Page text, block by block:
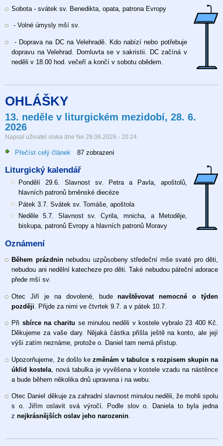
sv.
a
Metoděje,
biskupa
Sobota - svátek sv. Benedikta, opata, patrona Evropy
- Volné úmysly mší sv.
- Doprava na DC na Velehradě. Kdo nabízí nebo potřebuje
dopravu na Velehrad. Domluvta se v sakristii. DC začíná v
neděli v 18.00 hod. večeří a končí v sobotu obědem.
OHLÁŠKY
13. neděle v liturgickém mezidobí, 28. 6.
2026
Napsal uživatel sluka dne Ne 28.06.2026 - 20:24
Přečíst celý článek
neděle
v
liturgickém
mezidobí,
6.
87 zobrazení
Liturgický kalendář
Pondělí 29.6. Slavnost sv. Petra a Pavla, apoštolů,
hlavních patronů brněnské diecéze
Pátek 3.7. Svátek sv. Tomáše, apoštola
Neděle 5.7. Slavnost sv. Cyrila, mnicha, a Metoděje,
biskupa, patronů Evropy a hlavních patronů Moravy
Oznámení
Během prázdninnebudou uzpůsobeny středeční mše svaté pro děti,
nebudou ani nedělní katecheze pro děti. Také nebudou páteční adorace
přede mší sv.
Otec Jiří je na dovolené, budenavštěvovat nemocné o týden
později . Přijde za nimi ve čtvrtek 9.7. a v pátek 10.7.
Při sbírce na charitu se minulou neděli v kostele vybralo 23 400 Kč.
Děkujeme za vaše dary. Nějaká částka přišla ještě na konto, ale její
výši zatím neznáme, protože o. Daniel tam nemá přístup.
Upozorňujeme, že došlo kezměnám v tabulce s rozpisem skupin na
úklid kostela , nová tabulka je vyvěšena v kostele vzadu na nástěnce
a bude během několika dnů upravena i na webu.
Otec Daniel děkuje za zahradní slavnost minulou neděli, že mohli spolu
s o. Jiřím oslavit svá výročí. Podle slov o. Daniela to byla jedna
znejkrásnějších oslav jeho narozenin